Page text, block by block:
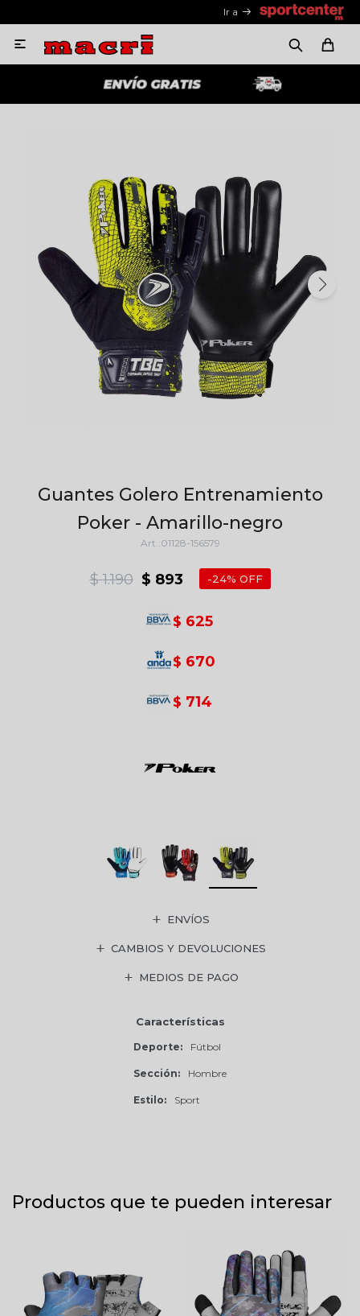
Ir a

Guantes Golero Entrenamiento
Poker - Amarillo-negro
01128-156579
$ 893
$ 1.190 24
$ 625
$ 670
$ 714
ENVÍOS
CAMBIOS Y DEVOLUCIONES
MEDIOS DE PAGO
Características
Deporte Fútbol
Sección Hombre
Estilo Sport
Productos que te pueden interesar